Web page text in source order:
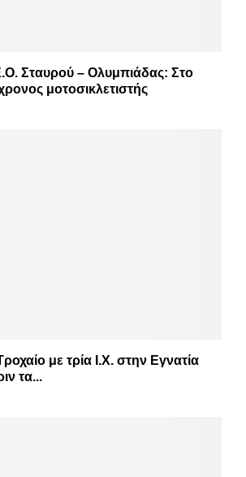
Σταυρού – Ολυμπιάδας: Στο
μοτοσικλετιστής
με τρία Ι.Χ. στην Εγνατία
τα...